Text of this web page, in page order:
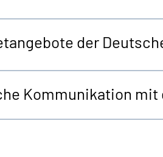
der
Kommunikation mit